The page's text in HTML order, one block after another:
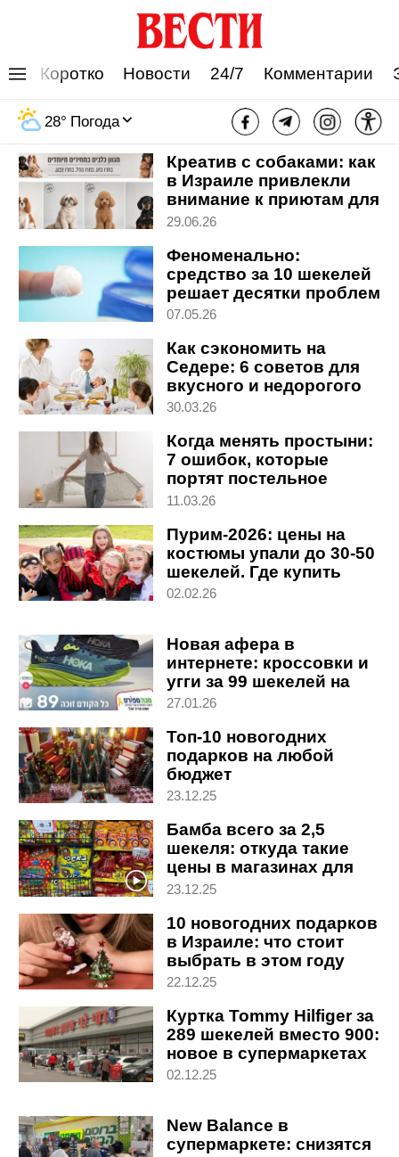
Коротко Новости 24/7 Комментарии
28° Погода
Покупаем с умом
Креатив с собаками: как
в Израиле привлекли
внимание к приютам для
животных
29.06.26
Феноменально:
средство за 10 шекелей
решает десятки проблем
в доме
07.05.26
Как сэкономить на
Седере: 6 советов для
вкусного и недорогого
ужина в Песах
30.03.26
Когда менять простыни:
7 ошибок, которые
портят постельное
белье в Израиле
11.03.26
Пурим-2026: цены на
костюмы упали до 30-50
шекелей. Где купить
дешевле
02.02.26
Новая афера в
интернете: кроссовки и
угги за 99 шекелей на
фальшивом сайте
27.01.26
Топ-10 новогодних
подарков на любой
бюджет
23.12.25
Бамба всего за 2,5
шекеля: откуда такие
цены в магазинах для
ортодоксов
23.12.25
10 новогодних подарков
в Израиле: что стоит
выбрать в этом году
22.12.25
Куртка Tommy Hilfiger за
289 шекелей вместо 900:
новое в супермаркетах
"Рами Леви"
02.12.25
New Balance в
супермаркете: снизятся